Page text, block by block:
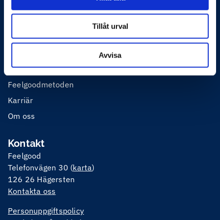
Tillåt urval
Avvisa
Mer om Feelgood
Press
Feelgoodmetoden
Karriär
Om oss
Kontakt
Feelgood
Telefonvägen 30 (karta)
126 26 Hägersten
Kontakta oss
Personuppgiftspolicy